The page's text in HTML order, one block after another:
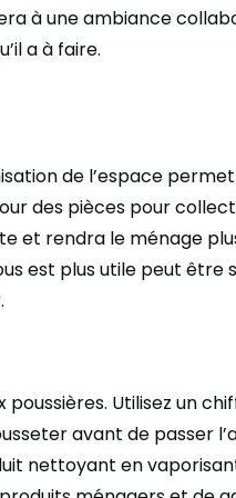
à une ambiance
a à faire.
de l’espace
des pièces pour
et rendra le ménage
est plus utile peut être
Utilisez un
avant de passer
nettoyant en